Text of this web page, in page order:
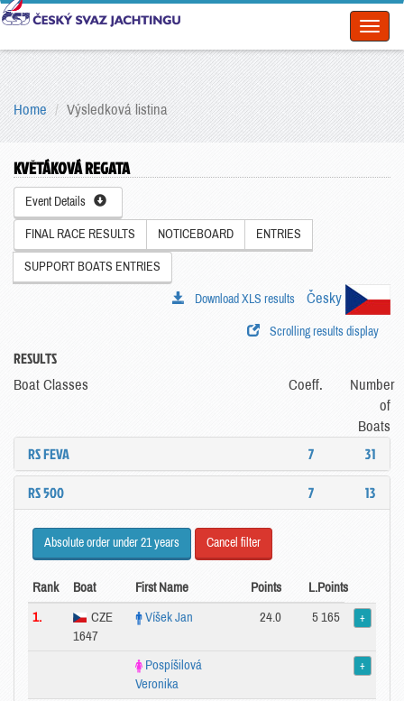
Home Výsledková listina
KVĚTÁKOVÁ REGATA
Event Details
FINAL RACE RESULTS NOTICEBOARD ENTRIES
SUPPORT BOATS ENTRIES
Česky
Download XLS results
Scrolling results display
RESULTS
Boat Classes Coeff.
Number
of
Boats
RS FEVA 7
31
RS 500
7 13
Absolute order under 21 years Cancel filter
Rank Boat First Name Points L.Points
1.
CZE
1647
Víšek Jan 24.0 5 165 +
Pospíšilová
Veronika
+